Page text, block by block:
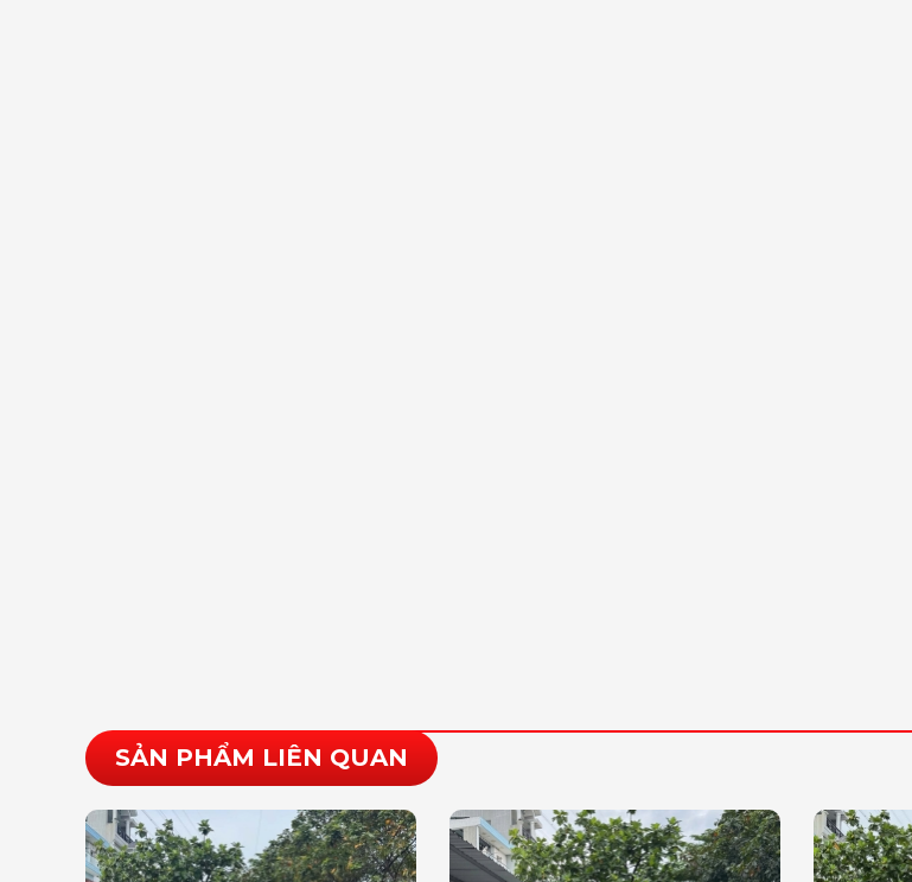
SẢN PHẨM LIÊN QUAN